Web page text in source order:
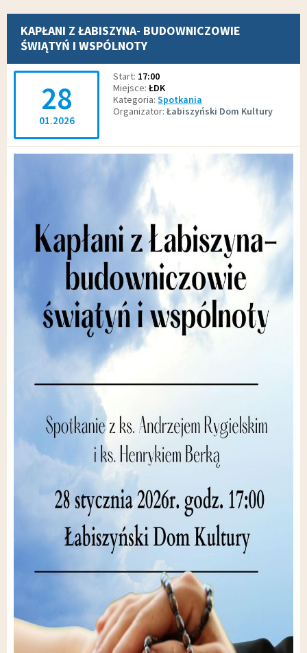
KAPŁANI Z ŁABISZYNA- BUDOWNICZOWIE
ŚWIĄTYŃ I WSPÓLNOTY
28
01.2026
Start 17:00
Miejsce ŁDK
Kategoria Spotkania
Organizator Łabiszyński Dom Kultury